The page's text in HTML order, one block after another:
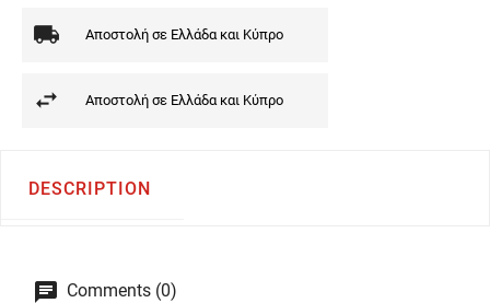
Αποστολή σε Ελλάδα και Κύπρο
Αποστολή σε Ελλάδα και Κύπρο
DESCRIPTION
Comments (0)